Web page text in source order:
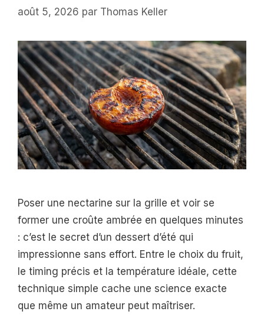
août 5, 2026 par Thomas Keller
Poser une nectarine sur la grille et voir se
former une croûte ambrée en quelques minutes
: c’est le secret d’un dessert d’été qui
impressionne sans effort. Entre le choix du fruit,
le timing précis et la température idéale, cette
technique simple cache une science exacte
que même un amateur peut maîtriser.